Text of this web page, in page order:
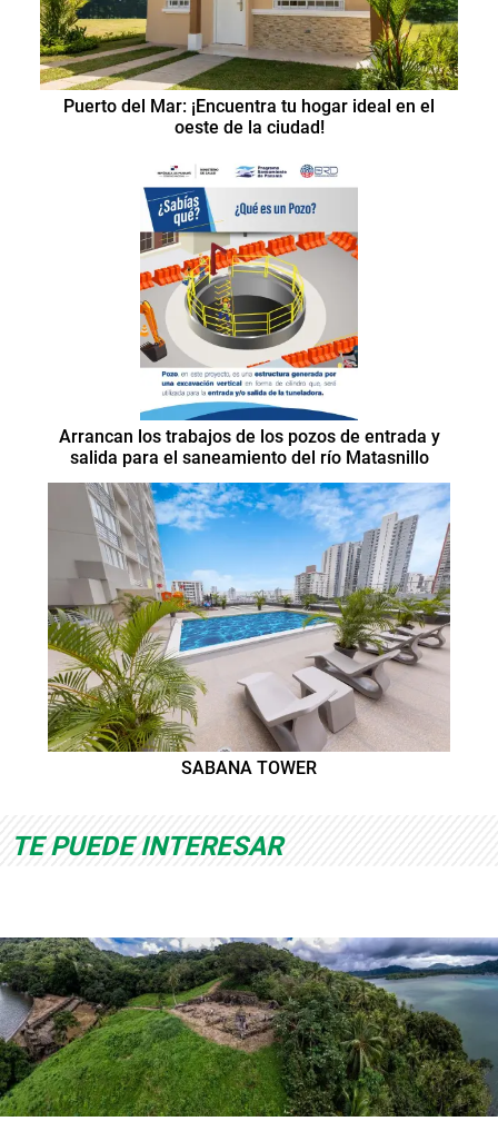
Puerto del Mar: ¡Encuentra tu hogar ideal en el
oeste de la ciudad!
Arrancan los trabajos de los pozos de entrada y
salida para el saneamiento del río Matasnillo
SABANA TOWER
TE PUEDE INTERESAR